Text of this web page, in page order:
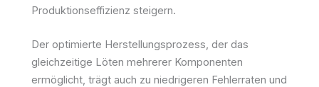
Produktionseffizienz steigern.
Der optimierte Herstellungsprozess, der das
gleichzeitige Löten mehrerer Komponenten
ermöglicht, trägt auch zu niedrigeren Fehlerraten und